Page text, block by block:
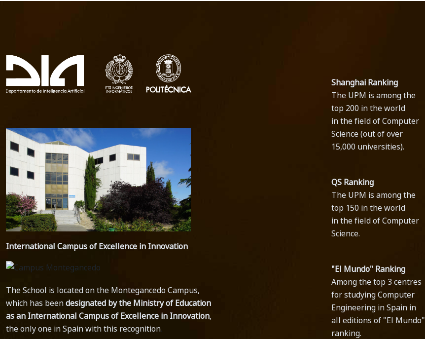
International Campus of Excellence in Innovation
The School is located on the Montegancedo Campus,
which has beendesignated by the Ministry of Education
as an International Campus of Excellence in Innovation,
the only one in Spain with this recognition.
Shanghai Ranking
The UPM is among the
top 200 in the world
in the field of Computer
Science (out of over
15,000 universities).
QS Ranking
The UPM is among the
top 150 in the world
in the field of Computer
Science.
"El Mundo" Ranking
Among the top 3 centres
for studying Computer
Engineering in Spain in
all editions of "El Mundo"
ranking.